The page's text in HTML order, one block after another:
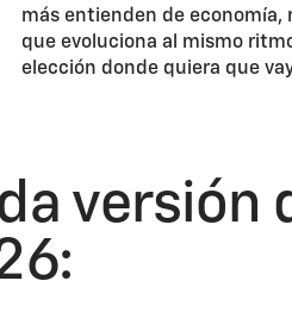
más entienden de
que evoluciona al mismo
elección donde quiera que
versión